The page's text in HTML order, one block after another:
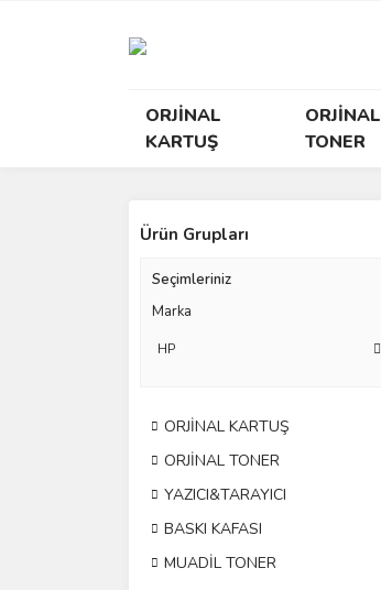
ORJİNAL
KARTUŞ
ORJİNAL
TONER
Ürün Grupları
Seçimleriniz
Marka
HP
ORJİNAL KARTUŞ
ORJİNAL TONER
YAZICI&TARAYICI
BASKI KAFASI
MUADİL TONER